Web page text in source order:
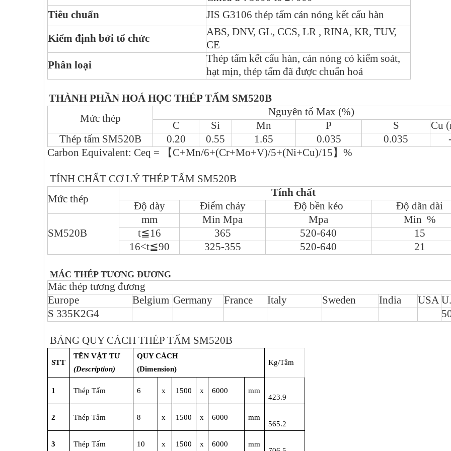
Tiêu chuẩn
JIS G3106 thép tấm cán nóng kết cấu hàn
Kiểm định bởi tổ chức
ABS, DNV, GL, CCS, LR , RINA, KR, TUV,
CE
Phân loại
Thép tấm kết cấu hàn, cán nóng có kiểm soát,
hạt mịn, thép tấm đã được chuẩn hoá
THÀNH PHẦN HOÁ HỌC THÉP TẤM SM520B
Mức thép
Nguyên tố Max (%)
C
Si Mn P S
Cu
Thép tấm SM520B
0.20 0.55 1.65 0.035 0.035
Carbon Equivalent: Ceq =
【C+Mn/6+(Cr+Mo+V)/5+(Ni+Cu)/15】 %
TÍNH CHẤT CƠ LÝ THÉP TẤM SM520B
Mức thép
Tính chất
Độ dày
Điểm chảy Độ bền kéo Độ dãn dài
SM520B
mm Min Mpa Mpa
Min %
t≦16 365 520-640
15
16<t≦90 325-355 520-640 21
MÁC THÉP TƯƠNG ĐƯƠNG
Mác thép tương đương
Europe
Belgium Germany France Italy Sweden India USA
S 335K2G4
BẢNG QUY CÁCH THÉP TẤM SM520B
STT
TÊN VẬT TƯ
(Description)
QUY CÁCH
(Dimension)
Kg/Tâm
1 Thép Tấm 6 x 1500 x 6000
mm
423.9
2 Thép Tấm 8 x 1500 x 6000
mm
565.2
3 Thép Tấm 10 x 1500 x 6000
mm